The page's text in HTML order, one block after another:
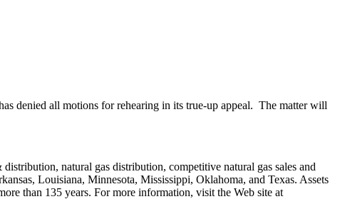
denied all motions for rehearing in its true-up appeal. The matter will
natural gas distribution, competitive natural gas sales and
, Louisiana, Minnesota, Mississippi, Oklahoma, and Texas. Assets
than 135 years. For more information, visit the Web site at